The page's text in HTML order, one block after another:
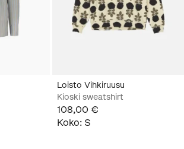
Loisto Vihkiruusu
Kioski sweatshirt
108,00 €
Koko: S